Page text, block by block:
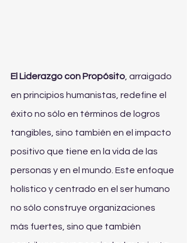
El Liderazgo con Propósito , arraigado
en principios humanistas, redefine el
éxito no sólo en términos de logros
tangibles, sino también en el impacto
positivo que tiene en la vida de las
personas y en el mundo. Este enfoque
holístico y centrado en el ser humano
no sólo construye organizaciones
más fuertes, sino que también